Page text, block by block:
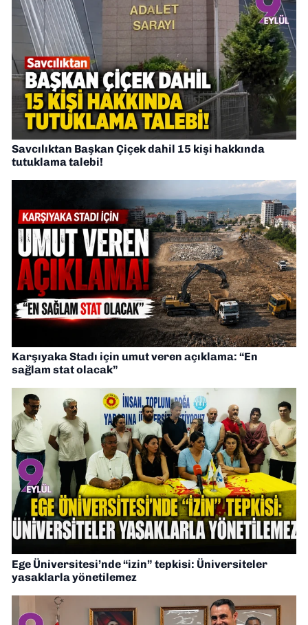
Savcılıktan Başkan Çiçek dahil 15 kişi hakkında
tutuklama talebi!
Karşıyaka Stadı için umut veren açıklama: “En
sağlam stat olacak”
Ege Üniversitesi’nde “izin” tepkisi: Üniversiteler
yasaklarla yönetilemez